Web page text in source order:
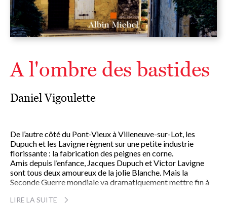
A l'ombre des bastides
Daniel Vigoulette
De l’autre côté du Pont-Vieux à Villeneuve-sur-Lot, les
Dupuch et les Lavigne règnent sur une petite industrie
florissante : la fabrication des peignes en corne.
Amis depuis l’enfance, Jacques Dupuch et Victor Lavigne
sont tous deux amoureux de la jolie Blanche. Mais la
Seconde Guerre mondiale va dramatiquement mettre fin à
Jacques est déporté en Silésie. Son retour en 1946 sera
LIRE LA SUITE